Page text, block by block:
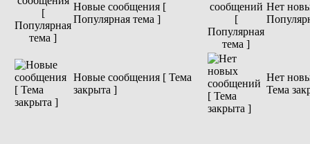
Новые сообщения [
Популярная тема ]
Нет
Новые сообщения [ Тема
закрыта ]
Нет
Тема